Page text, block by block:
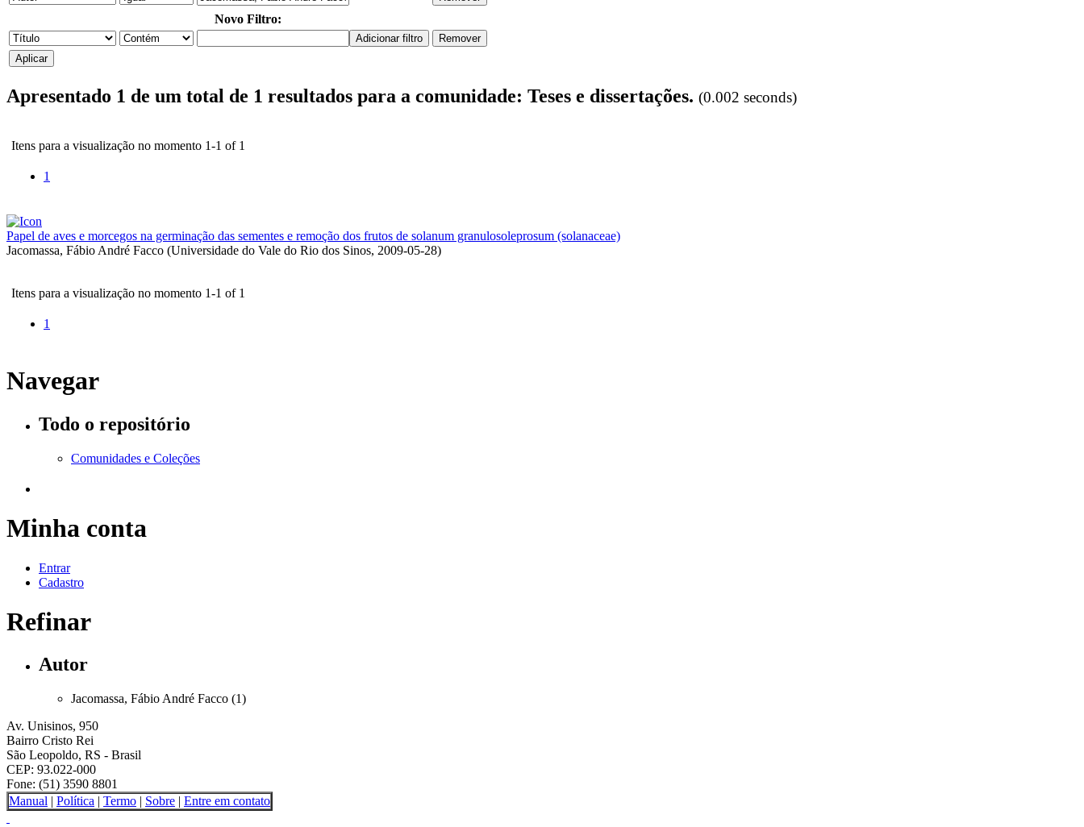
Novo Filtro:
Apresentado 1 de um total de 1 resultados para a comunidade: Teses e dissertações. (0.002 seconds)
Itens para a visualização no momento 1-1 of 1
1
Papel de aves e morcegos na germinação das sementes e remoção dos frutos de solanum granulosoleprosum (solanaceae)
Jacomassa, Fábio André Facco (Universidade do Vale do Rio dos Sinos, 2009-05-28)
Itens para a visualização no momento 1-1 of 1
1
Navegar
Todo o repositório
Comunidades e Coleções
Minha conta
Entrar
Cadastro
Refinar
Autor
Jacomassa, Fábio André Facco (1)
Av. Unisinos, 950
Bairro Cristo Rei
São Leopoldo, RS - Brasil
CEP: 93.022-000
Fone: (51) 3590 8801
Manual | Política | Termo | Sobre | Entre em contato